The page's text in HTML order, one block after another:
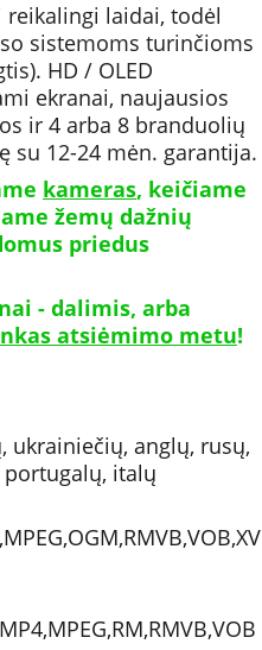
laidai, todėl
sistemoms turinčioms
HD / OLED
ekranai, naujausios
ir 4 arba 8 branduolių
su 12-24 mėn. garantija.
kameras, keičiame
žemų dažnių
priedus
- dalimis, arba
atsiėmimo metu!
ukrainiečių, anglų, rusų,
portugalų, italų